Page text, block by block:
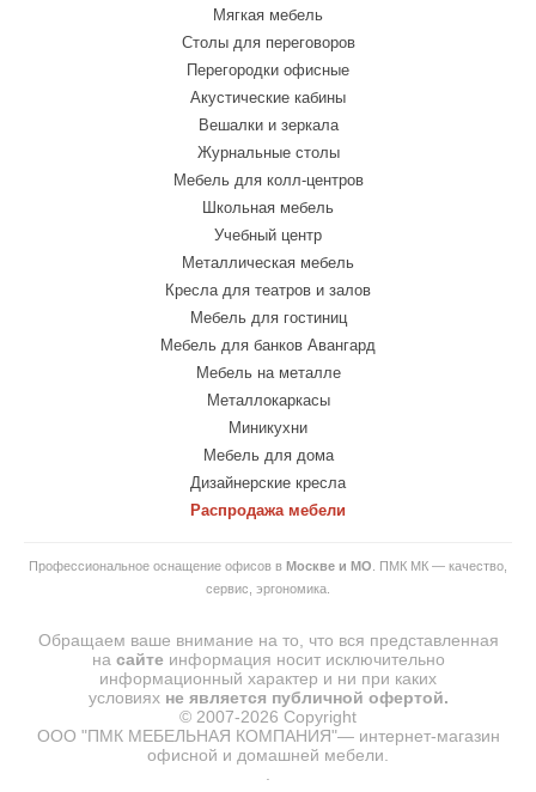
Мягкая мебель
Столы для переговоров
Перегородки офисные
Акустические кабины
Вешалки и зеркала
Журнальные столы
Мебель для колл-центров
Школьная мебель
Учебный центр
Металлическая мебель
Кресла для театров и залов
Мебель для гостиниц
Мебель для банков Авангард
Мебель на металле
Металлокаркасы
Миникухни
Мебель для дома
Дизайнерские кресла
Распродажа мебели
Профессиональное оснащение офисов в Москве и МО . ПМК МК — качество,
сервис, эргономика.
Обращаем ваше внимание на то, что вся представленная
на сайте информация носит исключительно
информационный характер и ни при каких
условиях не является публичной офертой.
© 2007-2026 Copyright
ООО "ПМК МЕБЕЛЬНАЯ КОМПАНИЯ"— интернет-магазин
офисной и домашней мебели.